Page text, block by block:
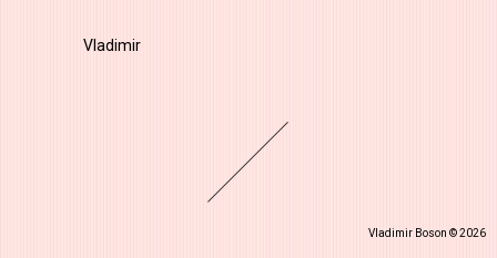
Vladimir
Vladimir Boson © 2026